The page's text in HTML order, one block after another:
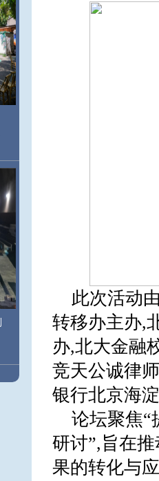
此次活动
转移办主办,
办,北大金融
竞天公诚律
银行北京海
论坛聚焦“
研讨”,旨在
果的转化与